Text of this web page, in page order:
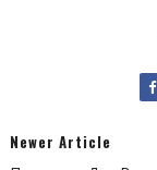
Newer Article